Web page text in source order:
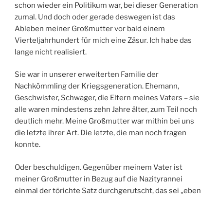
schon wieder ein Politikum war, bei dieser Generation
zumal. Und doch oder gerade deswegen ist das
Ableben meiner Großmutter vor bald einem
Vierteljahrhundert für mich eine Zäsur. Ich habe das
lange nicht realisiert.
Sie war in unserer erweiterten Familie der
Nachkömmling der Kriegsgeneration. Ehemann,
Geschwister, Schwager, die Eltern meines Vaters – sie
alle waren mindestens zehn Jahre älter, zum Teil noch
deutlich mehr. Meine Großmutter war mithin bei uns
die letzte ihrer Art. Die letzte, die man noch fragen
konnte.
Oder beschuldigen. Gegenüber meinem Vater ist
meiner Großmutter in Bezug auf die Nazityrannei
einmal der törichte Satz durchgerutscht, das sei „eben